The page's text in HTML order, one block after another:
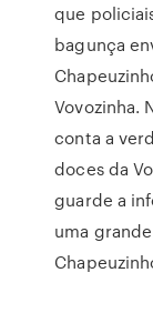
que
bagunça
Vovozinha.
conta a
doces da
guarde a
uma